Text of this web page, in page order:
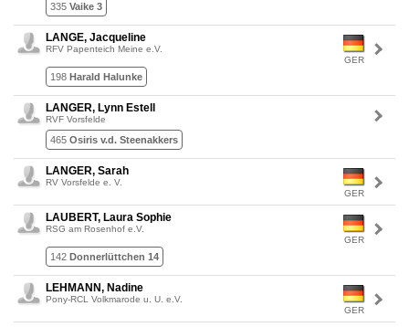
335 Vaike 3
GER
LANGE, Jacqueline
RFV Papenteich Meine e.V.
198 Harald Halunke
LANGER, Lynn Estell
RVF Vorsfelde
465 Osiris v.d. Steenakkers
GER
LANGER, Sarah
RV Vorsfelde e. V.
GER
LAUBERT, Laura Sophie
RSG am Rosenhof e.V.
142 Donnerlüttchen 14
GER
LEHMANN, Nadine
Pony-RCL Volkmarode u. U. e.V.